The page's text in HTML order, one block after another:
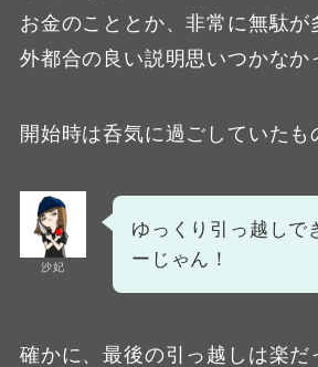
お金のこととか、非常に無駄が
外都合の良い説明思いつかなか
開始時は呑気に過ごしていたも
沙妃
ゆっくり引っ越しで
ーじゃん！
確かに、最後の引っ越しは楽だ